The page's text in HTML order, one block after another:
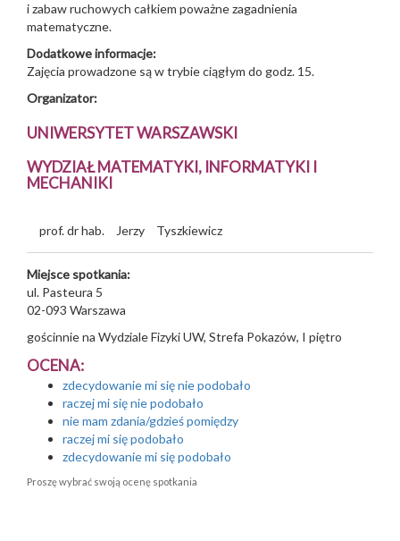
i zabaw ruchowych całkiem poważne zagadnienia
matematyczne.
Dodatkowe informacje:
Zajęcia prowadzone są w trybie ciągłym do godz. 15.
Organizator:
UNIWERSYTET WARSZAWSKI
WYDZIAŁ MATEMATYKI, INFORMATYKI I
MECHANIKI
prof. dr hab. Jerzy Tyszkiewicz
Miejsce spotkania:
ul. Pasteura 5
02-093 Warszawa
gościnnie na Wydziale Fizyki UW, Strefa Pokazów, I piętro
OCENA:
zdecydowanie mi się nie podobało
raczej mi się nie podobało
nie mam zdania/gdzieś pomiędzy
raczej mi się podobało
zdecydowanie mi się podobało
Proszę wybrać swoją ocenę spotkania